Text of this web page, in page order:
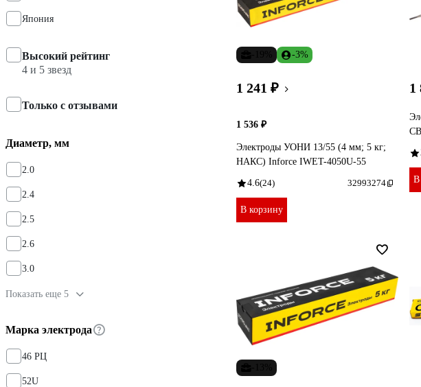
Япония
Высокий рейтинг
4 и 5 звезд
Только с отзывами
Диаметр, мм
2.0
2.4
2.5
2.6
3.0
Показать еще 5
Марка электрода
46 РЦ
52U
-3%
1 241 ₽
1 536 ₽
Электроды УОНИ 13/55 (4 мм; 5 кг;
НАКС) Inforce IWET-4050U-55
4.6(24) 32993274
В корзину
1
В